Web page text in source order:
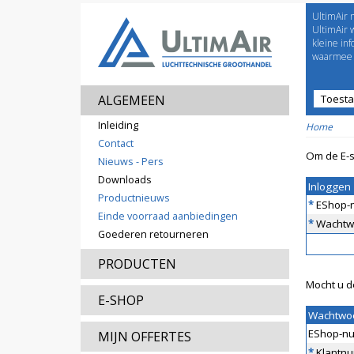
ALGEMEEN
Inleiding
Contact
Nieuws - Pers
Downloads
Productnieuws
Einde voorraad aanbiedingen
Goederen retourneren
PRODUCTEN
E-SHOP
MIJN OFFERTES
UltimAir
UltimAir
kleine
Home
Om de
Inloggen
*
*
Mocht u
EShop-